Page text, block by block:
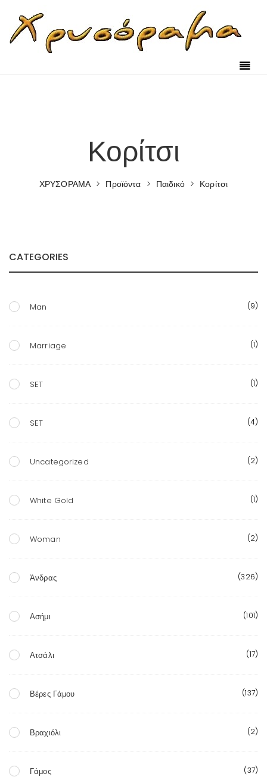
Κορίτσι
ΧΡΥΣΟΡΑΜΑ > Προϊόντα > Παιδικό > Κορίτσι
CATEGORIES
Man (9)
Marriage (1)
SET (1)
SET (4)
Uncategorized (2)
White Gold (1)
Woman (2)
Άνδρας (326)
Ασήμι (101)
Ατσάλι (17)
Βέρες Γάμου (137)
Βραχιόλι (2)
Γάμος (37)